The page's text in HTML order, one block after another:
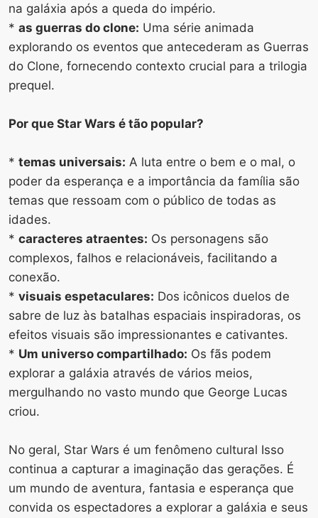
na galáxia após a queda do império.
* as guerras do clone:​​ Uma série animada
explorando os eventos que antecederam as Guerras
do Clone, fornecendo contexto crucial para a trilogia
prequel.
Por que Star Wars é tão popular?
* temas universais: A luta entre o bem e o mal, o
poder da esperança e a importância da família são
temas que ressoam com o público de todas as
idades.
* caracteres atraentes: Os personagens são
complexos, falhos e relacionáveis, facilitando a
conexão.
* visuais espetaculares: Dos icônicos duelos de
sabre de luz às batalhas espaciais inspiradoras, os
efeitos visuais são impressionantes e cativantes.
* Um universo compartilhado: Os fãs podem
explorar a galáxia através de vários meios,
mergulhando no vasto mundo que George Lucas
criou.
No geral, Star Wars é um fenômeno cultural Isso
continua a capturar a imaginação das gerações. É
um mundo de aventura, fantasia e esperança que
convida os espectadores a explorar a galáxia e seus